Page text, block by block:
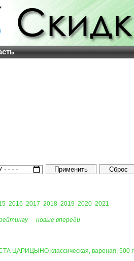
2016 2017 2018 2019 2020 2021
новые впереди
ЦАРИЦЫНО классическая, вареная, 500 г